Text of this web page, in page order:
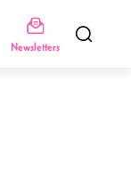
Newsletters